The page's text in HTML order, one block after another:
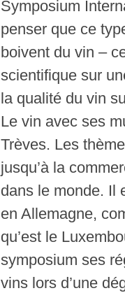
Symposium
penser que ce
boivent du vin –
scientifique sur
la qualité du vin
Le vin avec ses
Trèves. Les
jusqu’à la
dans le monde. Il
en Allemagne,
qu’est le
symposium ses
vins lors d’une